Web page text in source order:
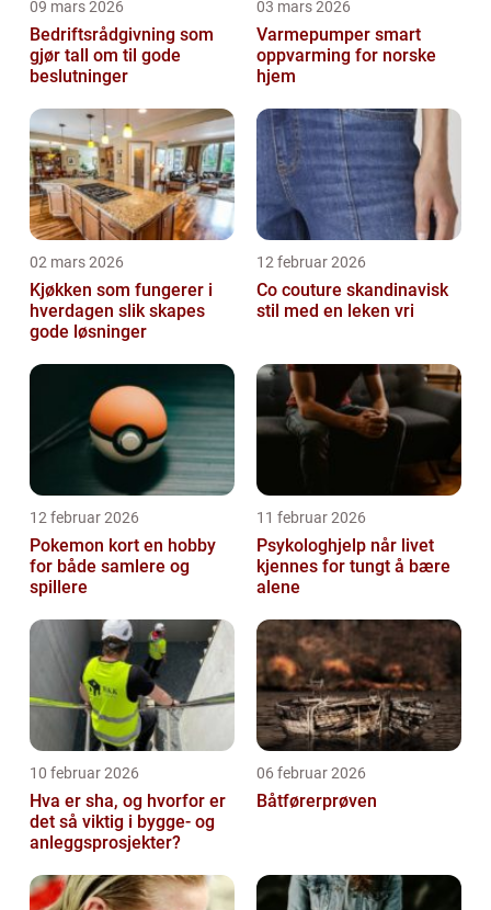
09 mars 2026
Bedriftsrådgivning som
gjør tall om til gode
beslutninger
03 mars 2026
Varmepumper smart
oppvarming for norske
hjem
02 mars 2026
Kjøkken som fungerer i
hverdagen slik skapes
gode løsninger
12 februar 2026
Co couture skandinavisk
stil med en leken vri
12 februar 2026
Pokemon kort en hobby
for både samlere og
spillere
11 februar 2026
Psykologhjelp når livet
kjennes for tungt å bære
alene
10 februar 2026
Hva er sha, og hvorfor er
det så viktig i bygge- og
anleggsprosjekter?
06 februar 2026
Båtførerprøven